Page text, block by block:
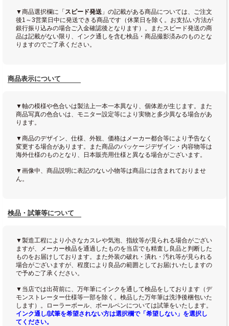
▼商品選択欄に「 スピード発送 」の記載がある商品については、ご注文
後1～3営業日中に発送できる商品です（休業日を除く。お支払い方法が
銀行振り込みの場合ご入金確認後となります）。またスピード発送の商
品は記載がない限り、インク通しを含む検品・商品撮影済みのものとな
りますのでご了承ください。
商品表示について
▼軸の模様や色合いは製法上一本一本異なり、個体差が生じます。また
商品写真の色合いは、モニター設定等により実物と多少異なる場合があ
ります。
▼商品のデザイン、仕様、外観、価格はメーカー都合等により予告なく
変更する場合があります。また商品のパッケージデザイン・内容物等は
海外仕様のものとなり、日本販売用仕様と異なる場合がございます。
▼画像中、商品説明に表記のない小物等は商品には含まれておりませ
ん。
検品・試筆等について
▼製造工程により小さなカスレや気泡、指紋等が見られる場合がござい
ますが、メーカー検品を通過したものを当店でも精査し良品と判断した
ものをお届けしております。また外装の破れ・潰れ・汚れ等が見られる
場合がございますが、程度により良品の範囲としてお届けいたしますの
で予めご了承ください。
▼当店では出荷前に、万年筆にインクを通して検品をしております（デ
モンストレーター仕様等一部を除く。検品した万年筆は洗浄後梱包いた
します）。ローラーボール、ボールペンについては試筆をいたします。
インク通し/試筆を希望されない方は選択欄で「希望しない」を選択し
てください。